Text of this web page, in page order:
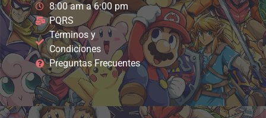
8:00 am a 6:00 pm
PQRS
Términos y
Condiciones
Preguntas Frecuentes